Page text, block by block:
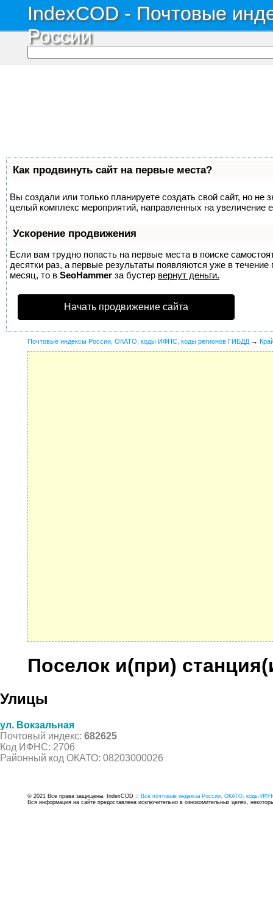
IndexCOD - Почтовые
России
Как продвинуть сайт на первые места?
Вы создали или только планируете создать свой сайт, но не
целый комплекс мероприятий, направленных на увеличение
Ускорение продвижения
Если вам трудно попасть на первые места в поиске
десятки раз, а первые результаты появляются уже в
месяц, то в SeoHammer за бустер вернут деньги.
Начать продвижение сайта
Почтовые индексы России, ОКАТО, коды ИФНС, коды регионов ГИБДД →
Поселок и(при)
Улицы
ул. Вокзальная
Почтовый индекс: 682625
Код ИФНС: 2706
Районный код ОКАТО: 08203000026
© 2021 Все права защищены. IndexCOD :: Все почтовые индексы России, ОКАТО, коды
Вся информация на сайте предоставлена исключительно в ознокомительных целях,